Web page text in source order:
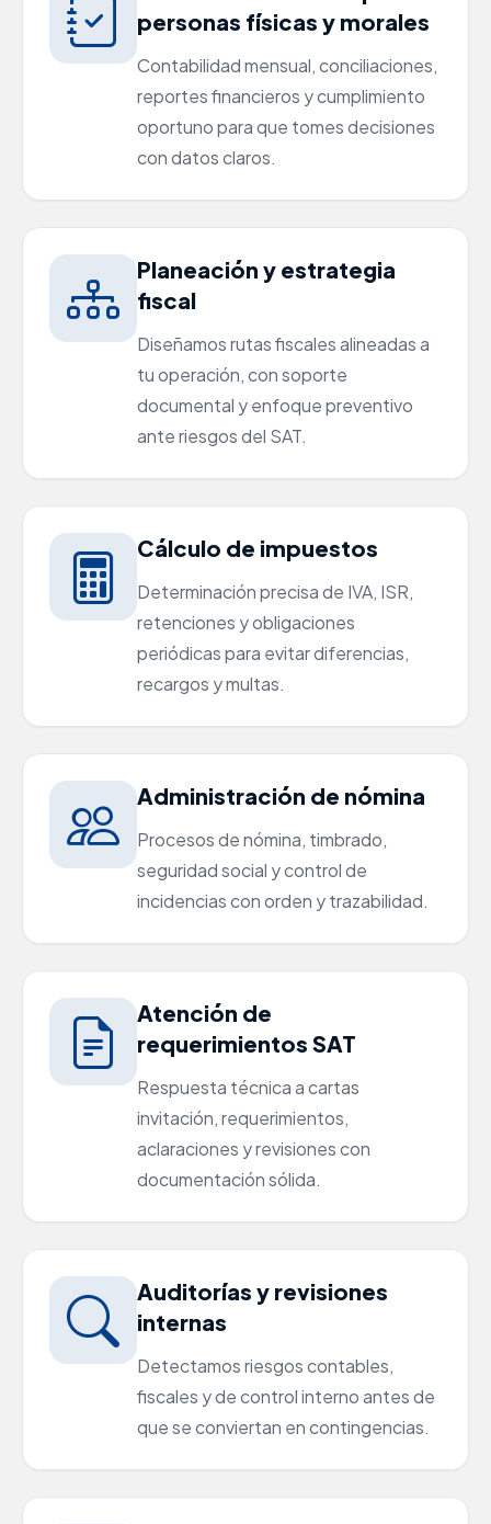
personas físicas y morales
Contabilidad mensual, conciliaciones,
reportes financieros y cumplimiento
oportuno para que tomes decisiones
con datos claros.
Planeación y estrategia
fiscal
Diseñamos rutas fiscales alineadas a
tu operación, con soporte
documental y enfoque preventivo
ante riesgos del SAT.
Cálculo de impuestos
Determinación precisa de IVA, ISR,
retenciones y obligaciones
periódicas para evitar diferencias,
recargos y multas.
Administración de nómina
Procesos de nómina, timbrado,
seguridad social y control de
incidencias con orden y trazabilidad.
Atención de
requerimientos SAT
Respuesta técnica a cartas
invitación, requerimientos,
aclaraciones y revisiones con
documentación sólida.
Auditorías y revisiones
internas
Detectamos riesgos contables,
fiscales y de control interno antes de
que se conviertan en contingencias.